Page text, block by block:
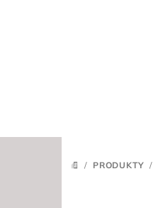
DOMŮ
/ PRODUKTY /